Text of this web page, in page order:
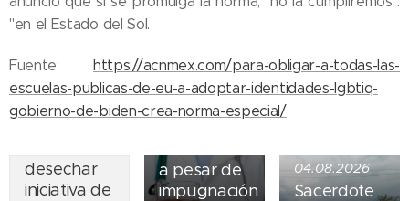
"en el Estado del Sol.
Fuente:https://acnmex.com/para-obligar-a-todas-las-
escuelas-publicas-de-eu-a-adoptar-identidades-lgbtiq-
gobierno-de-biden-crea-norma-especial/
07.08.2026
Piden
desechar
iniciativa de
suicidio
asistido
entra en
a pesar de
impugnación
04.08.2026
Sacerdote